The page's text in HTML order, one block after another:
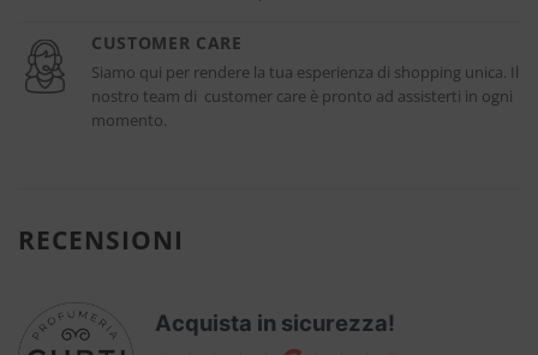
CUSTOMER CARE
Siamo qui per rendere la tua esperienza di shopping unica. Il
nostro team di customer care è pronto ad assisterti in ogni
momento.
RECENSIONI
Acquista in sicurezza!